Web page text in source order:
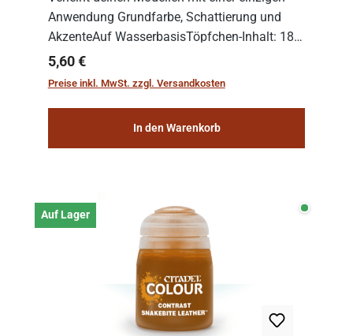
Anwendung Grundfarbe, Schattierung und
AkzenteAuf WasserbasisTöpfchen-Inhalt: 18
ml
Regulärer Preis:
5,60 €
Preise inkl. MwSt. zzgl. Versandkosten
In den Warenkorb
Auf Lager Auf